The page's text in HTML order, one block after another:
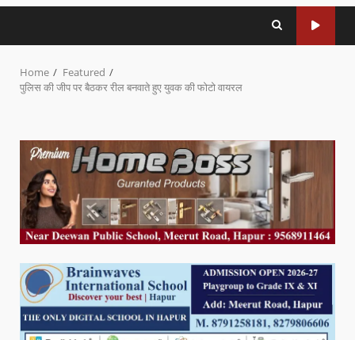
Home
Featured
पुलिस की जीप पर बैठकर रील बनवाते हुए युवक की फोटो वायरल